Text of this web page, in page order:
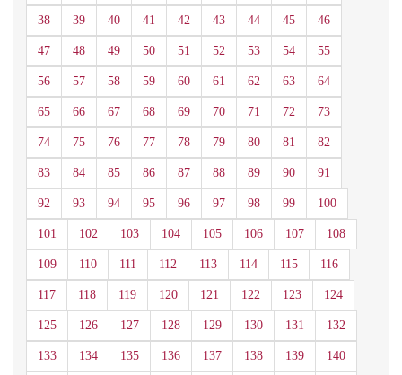
38 39 40 41 42 43 44 45 46
47 48 49 50 51 52 53 54 55
56 57 58 59 60 61 62 63 64
65 66 67 68 69 70 71 72 73
74 75 76 77 78 79 80 81 82
83 84 85 86 87 88 89 90 91
92 93 94 95 96 97 98 99 100
101 102 103 104 105 106 107 108
109 110 111 112 113 114 115 116
117 118 119 120 121 122 123 124
125 126 127 128 129 130 131 132
133 134 135 136 137 138 139 140